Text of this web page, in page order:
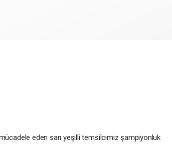
eden sarı yeşilli temsilcimiz şampiyonluk